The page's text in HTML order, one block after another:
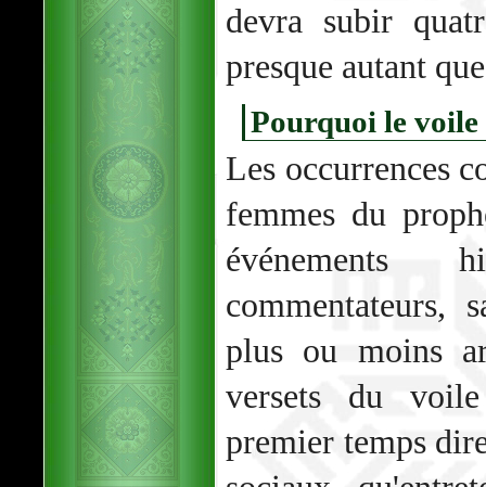
devra subir
presque autant
Pourquoi le
Les occurrences
femmes du
événements
commentateurs,
plus ou moins
versets du
premier temps